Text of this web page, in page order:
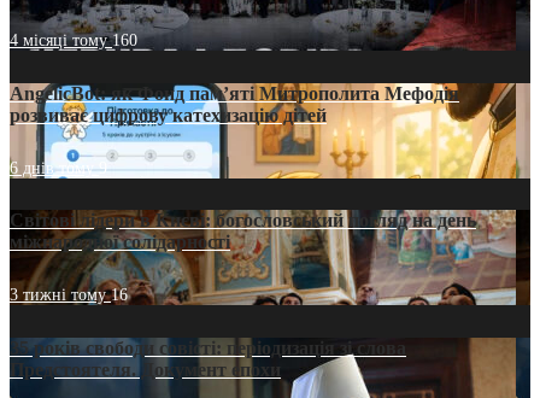
4 місяці тому160
AngelicBot: як Фонд пам’яті Митрополита Мефодія
розвиває цифрову катехизацію дітей
6 днів тому9
Світові лідери в Києві: богословський погляд на день
міжнародної солідарності
3 тижні тому16
35 років свободи совісті: періодизація зі слова
Предстоятеля. Документ епохи